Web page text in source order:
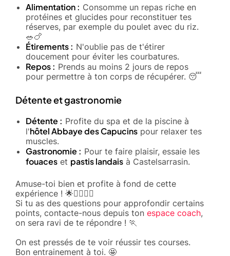
Alimentation : Consomme un repas riche en
protéines et glucides pour reconstituer tes
réserves, par exemple du poulet avec du riz.
🥗🍗
Étirements : N'oublie pas de t'étirer
doucement pour éviter les courbatures.
Repos : Prends au moins 2 jours de repos
pour permettre à ton corps de récupérer. 😴
Détente et gastronomie
Détente : Profite du spa et de la piscine à
l'hôtel Abbaye des Capucins pour relaxer tes
muscles.
Gastronomie : Pour te faire plaisir, essaie les
fouaces et pastis landais à Castelsarrasin.
Amuse-toi bien et profite à fond de cette
expérience ! 🌟🏃‍♂️🏃‍♀️
Si tu as des questions pour approfondir certains
points, contacte-nous depuis ton espace coach,
on sera ravi de te répondre ! 🏃
On est pressés de te voir réussir tes courses.
Bon entrainement à toi. 🤩